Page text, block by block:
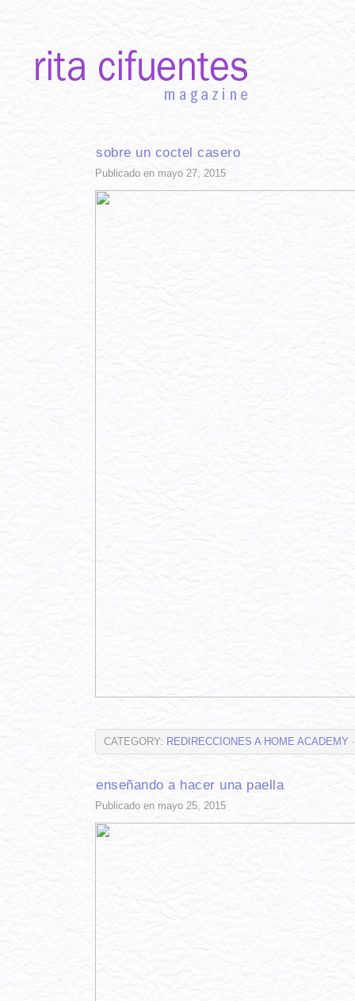
sobre un coctel casero
Publicado en mayo 27, 2015
CATEGORY: REDIRECCIONES A HOME ACADEMY
enseñando a hacer una paella
Publicado en mayo 25, 2015